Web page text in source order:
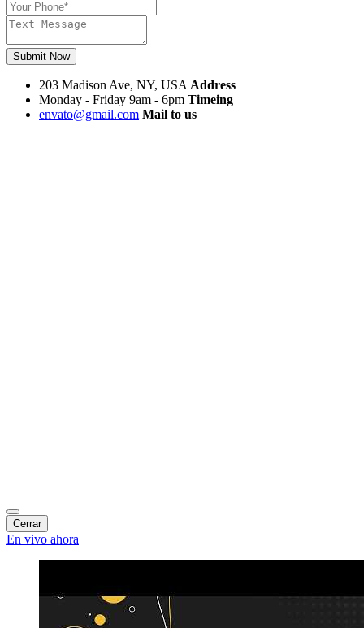
Submit Now
203 Madison Ave, NY, USA Address
Monday - Friday 9am - 6pm Timeing
envato@gmail.com Mail to us
Cerrar
En vivo ahora